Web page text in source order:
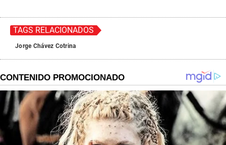
TAGS RELACIONADOS
Jorge Chávez Cotrina